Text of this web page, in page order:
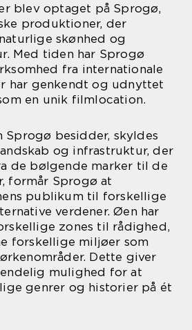
blev optaget på Sprogø,
produktioner, der
skønhed og
Med tiden har Sprogø
fra internationale
har genkendt og udnyttet
en unik filmlocation.
Sprogø besidder, skyldes
og infrastruktur, der
de bølgende marker til de
formår Sprogø at
publikum til forskellige
verdener. Øen har
zones til rådighed,
forskellige miljøer som
Dette giver
mulighed for at
genrer og historier på ét